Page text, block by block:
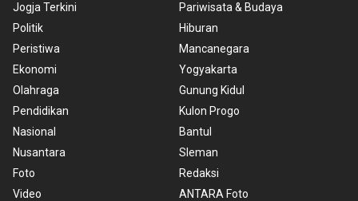
Jogja Terkini
Politik
Peristiwa
Ekonomi
Olahraga
Pendidikan
Nasional
Nusantara
Foto
Video
Pariwisata & Budaya
Hiburan
Mancanegara
Yogyakarta
Gunung Kidul
Kulon Progo
Bantul
Sleman
Redaksi
ANTARA Foto